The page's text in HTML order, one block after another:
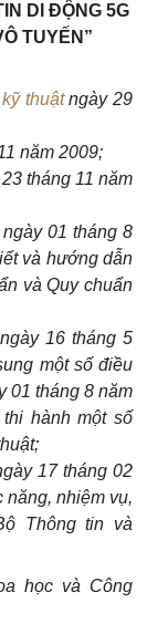
DI ĐỘNG 5G
TUYẾN”
kỹ thuậtngày 29
năm 2009;
tháng 11 năm
01 tháng 8
và hướng dẫn
và Quy chuẩn
16 tháng 5
một số điều
01 tháng 8 năm
hành một số
17 tháng 02
năng, nhiệm vụ,
Thông tin và
học và Công